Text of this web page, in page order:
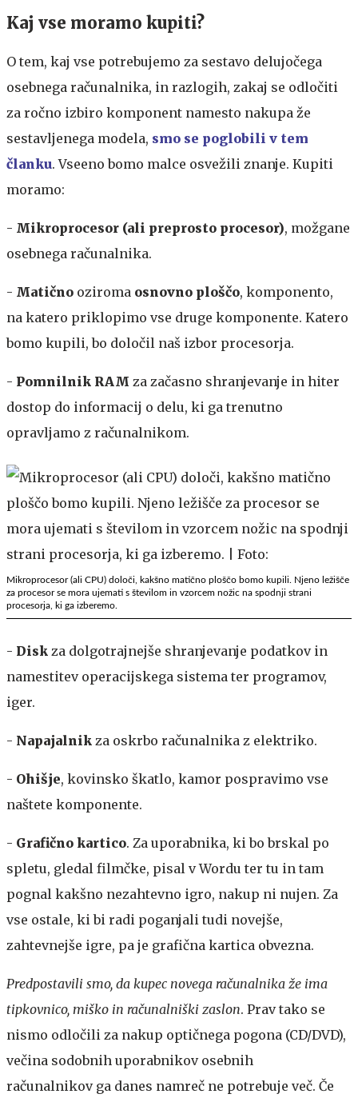
Kaj vse moramo kupiti?
O tem, kaj vse potrebujemo za sestavo delujočega
osebnega računalnika, in razlogih, zakaj se odločiti
za ročno izbiro komponent namesto nakupa že
sestavljenega modela, smo se poglobili v tem
članku. Vseeno bomo malce osvežili znanje. Kupiti
moramo:
- Mikroprocesor (ali preprosto procesor), možgane
osebnega računalnika.
- Matično oziroma osnovno ploščo, komponento,
na katero priklopimo vse druge komponente. Katero
bomo kupili, bo določil naš izbor procesorja.
- Pomnilnik RAM za začasno shranjevanje in hiter
dostop do informacij o delu, ki ga trenutno
opravljamo z računalnikom.
Mikroprocesor (ali CPU) določi, kakšno matično ploščo bomo kupili. Njeno ležišče
za procesor se mora ujemati s številom in vzorcem nožic na spodnji strani
procesorja, ki ga izberemo.
- Disk za dolgotrajnejše shranjevanje podatkov in
namestitev operacijskega sistema ter programov,
iger.
- Napajalnik za oskrbo računalnika z elektriko.
- Ohišje, kovinsko škatlo, kamor pospravimo vse
naštete komponente.
- Grafično kartico. Za uporabnika, ki bo brskal po
spletu, gledal filmčke, pisal v Wordu ter tu in tam
pognal kakšno nezahtevno igro, nakup ni nujen. Za
vse ostale, ki bi radi poganjali tudi novejše,
zahtevnejše igre, pa je grafična kartica obvezna.
Predpostavili smo, da kupec novega računalnika že ima
tipkovnico, miško in računalniški zaslon. Prav tako se
nismo odločili za nakup optičnega pogona (CD/DVD),
večina sodobnih uporabnikov osebnih
računalnikov ga danes namreč ne potrebuje več. Če